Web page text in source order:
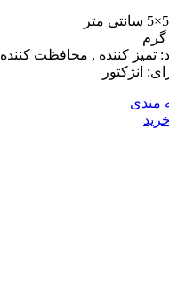
تمیز کننده , محافظت کننده
انژکتور
مندی